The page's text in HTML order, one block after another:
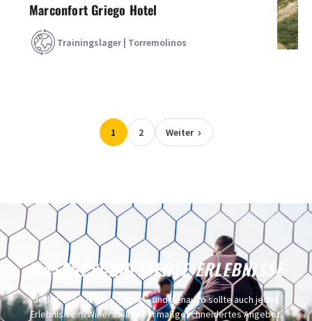
Marconfort Griego Hotel
Trainingslager | Torremolinos
1 2 Weiter
MASSGESCHNEIDERTE ERLEBNISSE
Jedes Team ist einzigartig – und genauso sollte auch jedes
Erlebnis sein. Wir erstellen ein maßgeschneidertes Angebot,